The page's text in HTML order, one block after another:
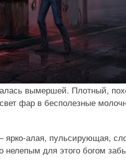
вымершей. Плотный,
фар в бесполезные
ярко-алая, пульсирующая,
для этого богом